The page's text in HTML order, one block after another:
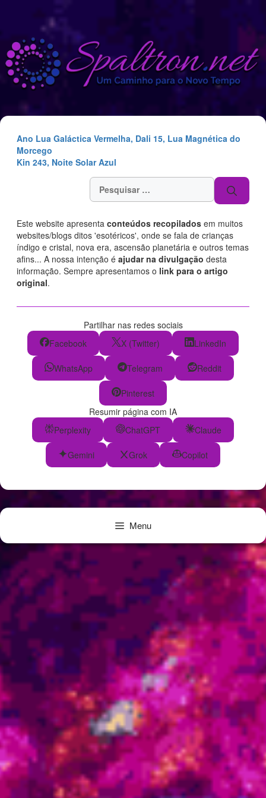
conteúdo
Ano Lua Galáctica Vermelha, Dali 15, Lua Magnética do
Morcego
Kin 243, Noite Solar Azul
Pesquisar
por:
Este website apresenta conteúdos recopilados em muitos
websites/blogs ditos 'esotéricos', onde se fala de crianças
índigo e cristal, nova era, ascensão planetária e outros temas
afins... A nossa intenção é ajudar na divulgação desta
informação. Sempre apresentamos o link para o artigo
original.
Partilhar nas redes sociais
Facebook
X (Twitter) LinkedIn
WhatsApp Telegram Reddit
Pinterest
Resumir página com IA
Perplexity
ChatGPT Claude
Gemini Grok Copilot
Menu
Janeiro 2026